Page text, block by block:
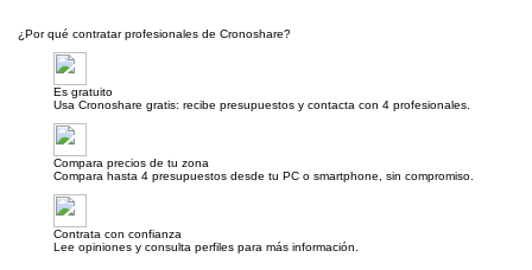
¿Por qué contratar profesionales de Cronoshare?
Es gratuito
Usa Cronoshare gratis: recibe presupuestos y contacta con 4 profesionales.
Compara precios de tu zona
Compara hasta 4 presupuestos desde tu PC o smartphone, sin compromiso.
Contrata con confianza
Lee opiniones y consulta perfiles para más información.